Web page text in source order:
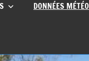
DONNÉES MÉTÉO